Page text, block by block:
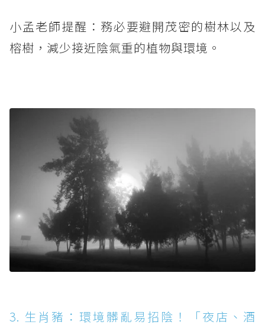
小孟老師提醒：務必要避開茂密的樹林以及
榕樹，減少接近陰氣重的植物與環境。
3. 生肖豬：環境髒亂易招陰！「夜店、酒